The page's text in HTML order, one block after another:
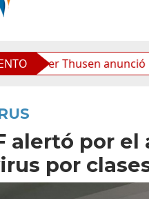
Thusen anunció la
alertó por
por